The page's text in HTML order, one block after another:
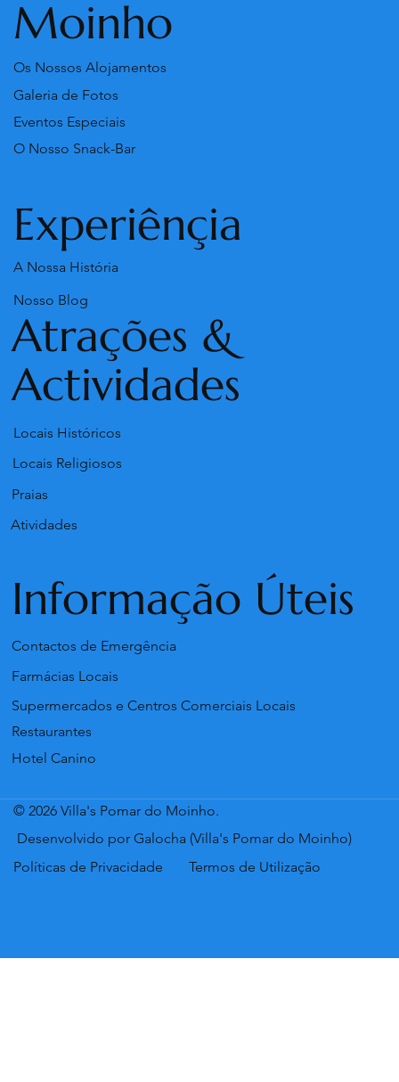
Moinho
Os Nossos Alojamentos
Galeria de Fotos
O Nosso Snack-Bar
Eventos Especiais
Experiênçia
A Nossa História
Nosso Blog
Atrações &
Actividades
Locais Históricos
Locais Religiosos
Praias
Atividades
Informação Úteis
Contactos de Emergência
Farmácias Locais
Supermercados e Centros Comerciais Locais
Restaurantes
Hotel Canino
© 2026 Villa's Pomar do Moinho.
Desenvolvido por Galocha (Villa's Pomar do Moinho)
Políticas de Privacidade
Termos de Utilização